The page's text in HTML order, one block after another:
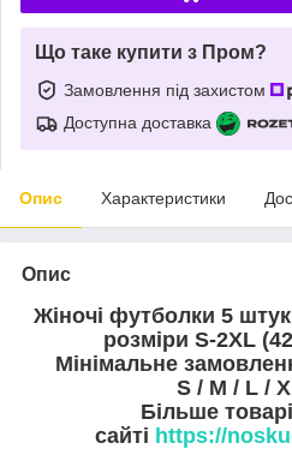
Що таке купити з Пром?
Замовлення під захистом
Доступна доставка
Опис Характеристики
Опис
Жіночі футболки 5
розміри S-2XL
Мінімальне
S / M / L /
Більше
сайті https://